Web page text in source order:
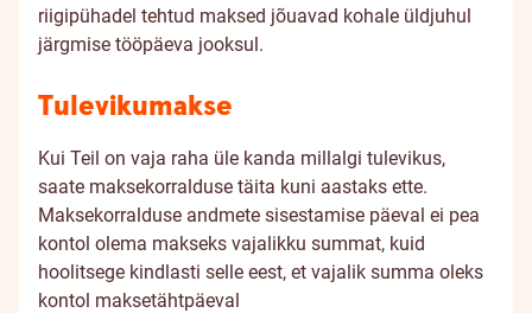
riigipühadel tehtud maksed jõuavad kohale üldjuhul
järgmise tööpäeva jooksul.
Tulevikumakse
Kui Teil on vaja raha üle kanda millalgi tulevikus,
saate maksekorralduse täita kuni aastaks ette.
Maksekorralduse andmete sisestamise päeval ei pea
kontol olema makseks vajalikku summat, kuid
hoolitsege kindlasti selle eest, et vajalik summa oleks
kontol maksetähtpäeval